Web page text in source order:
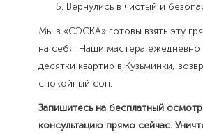
Вернулись в чистый и
Мы в «СЭСКА» готовы взять эту
на себя. Наши мастера ежедневно
десятки квартир в Кузьминки,
спокойный сон.
Запишитесь на бесплатный
консультацию прямо сейчас.